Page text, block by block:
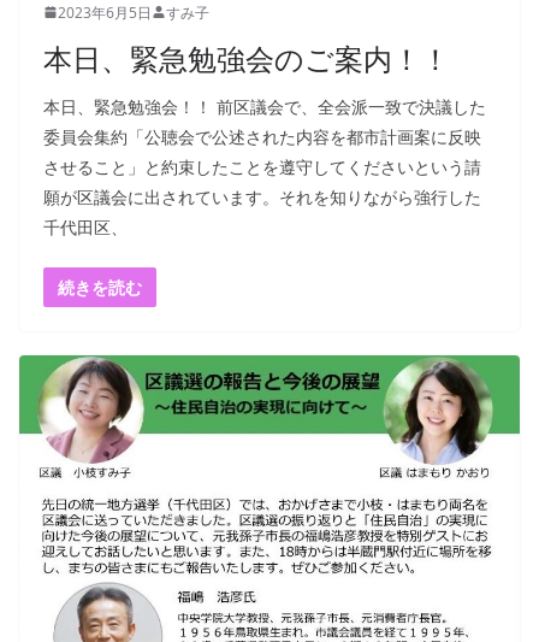
2023年6月5日 すみ子
本日、緊急勉強会のご案内！！
本日、緊急勉強会！！ 前区議会で、全会派一致で決議した
委員会集約「公聴会で公述された内容を都市計画案に反映
させること」と約束したことを遵守してくださいという請
願が区議会に出されています。それを知りながら強行した
千代田区、
続きを読む